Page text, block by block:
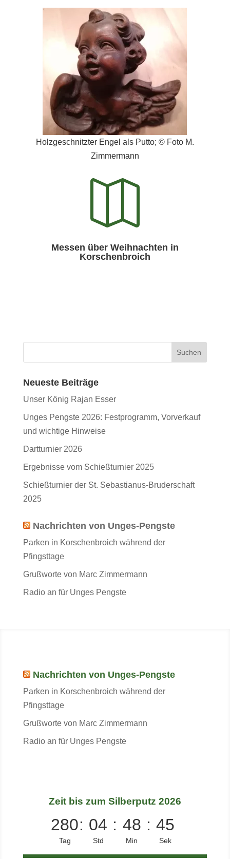
Holzgeschnitzter Engel als Putto; © Foto M.
Zimmermann

Messen über Weihnachten in
Korschenbroich
Neueste Beiträge
Unser König Rajan Esser
Unges Pengste 2026: Festprogramm, Vorverkauf
und wichtige Hinweise
Dartturnier 2026
Ergebnisse vom Schießturnier 2025
Schießturnier der St. Sebastianus-Bruderschaft
2025
Nachrichten von Unges-Pengste
Parken in Korschenbroich während der
Pfingsttage
Grußworte von Marc Zimmermann
Radio an für Unges Pengste
Nachrichten von Unges-Pengste
Parken in Korschenbroich während der
Pfingsttage
Grußworte von Marc Zimmermann
Radio an für Unges Pengste
Zeit bis zum Silberputz 2026
280
Tag
: 04
Std
: 48
Min
: 45
Sek